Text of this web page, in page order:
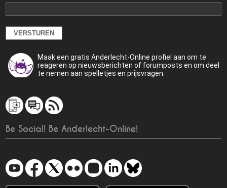
Maak een gratis Anderlecht-Online profiel aan om te
reageren op nieuwsberichten of forumposts en om deel
te nemen aan spelletjes en prijsvragen.
Be Social! Be Anderlecht-Online!